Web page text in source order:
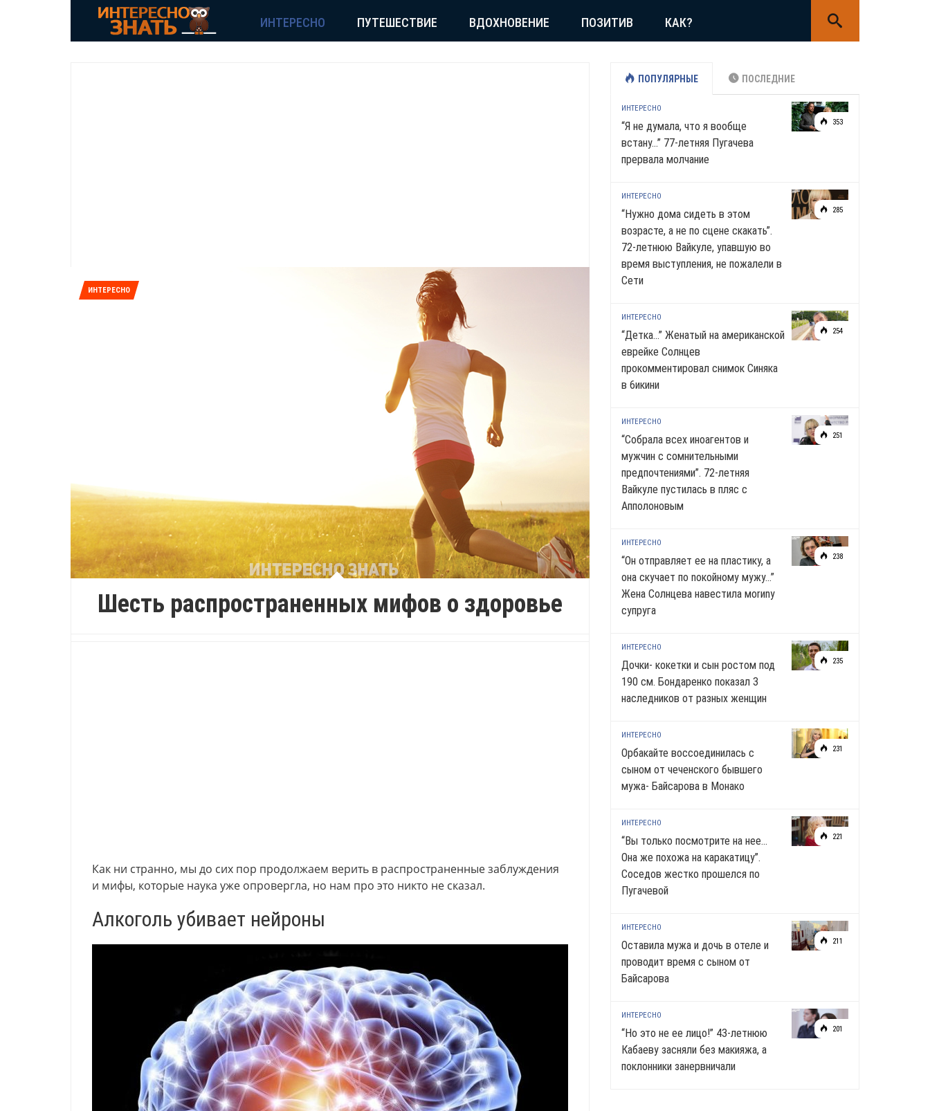
ИНТЕРЕСНО ПУТЕШЕСТВИЕ ВДОХНОВЕНИЕ ПОЗИТИВ КАК?
ИНТЕРЕСНО
Шесть распространенных мифов о здоровье
Как ни странно, мы до сих пор продолжаем верить в распространенные заблуждения
и мифы, которые наука уже опровергла, но нам про это никто не сказал.
Алкоголь убивает нейроны
ПОПУЛЯРНЫЕ ПОСЛЕДНИЕ
353
ИНТЕРЕСНО
“Я не думала, что я вообще
встану…” 77-летняя Пугачева
прервала молчание
285
ИНТЕРЕСНО
“Нужно дома сидеть в этом
возрасте, а не по сцене скакать”.
72-летнюю Вайкуле, упавшую во
время выступления, не пожалели в
Сети
254
ИНТЕРЕСНО
“Детка…” Женатый на американской
еврейке Солнцев
прокомментировал снимок Синяка
в 6икини
251
ИНТЕРЕСНО
“Собрала всех иноагентов и
мужчин с сомнительными
предпочтениями”. 72-летняя
Вайкуле пустилась в пляс с
Апполоновым
238
ИНТЕРЕСНО
“Он отправляет ее на пластику, а
она скучает по noкoйномy мужу…”
Жена Солнцева навестила моrиnу
супруга
235
ИНТЕРЕСНО
Дочки- кокетки и сын ростом под
190 см. Бондаренко показал 3
наследников от разных женщин
231
ИНТЕРЕСНО
Орбакайте воссоединилась с
сыном от чеченского бывшего
мужа- Байсарова в Монако
221
ИНТЕРЕСНО
“Вы только посмотрите на нее…
Она же похожа на каракатицу”.
Соседов жестко прошелся по
Пугачевой
211
ИНТЕРЕСНО
Оставила мужа и дочь в отеле и
проводит время с сыном от
Байсарова
201
ИНТЕРЕСНО
“Но это не ее лицо!” 43-летнюю
Кабаеву засняли без макияжа, а
поклонники занервничали